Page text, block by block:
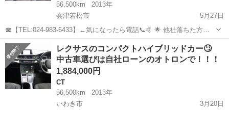
56,500km
2013年
会津若松市
5月27日
☎【TEL:024-983-6433】←気になったら電話📞🤙 🌟 他社落ちた方、
オトロンは見捨てません 🌟 💰 金利ゼロで夢のクルマをGET 💰 今回
のお車はこちら🚗 https://www.otoron.jp/l...
福島 会津若松市 オトロン
レクサスのコンパクトハイブリッドカー🙄
中古車選びは自社ローンのオトロンで！！！
1,884,000円
CT
56,500km
2013年
いわき市
3月20日